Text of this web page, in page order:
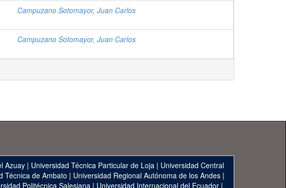
Campuzano Sotomayor, Juan Carlos
Campuzano Sotomayor, Juan Carlos
Azuay | Universidad Técnica Particular de Loja | Universidad Central
Técnica de Ambato | Universidad Regional Autónoma de los Andes|
Politécnica Salesiana | Universidad Internacional del Ecuador|